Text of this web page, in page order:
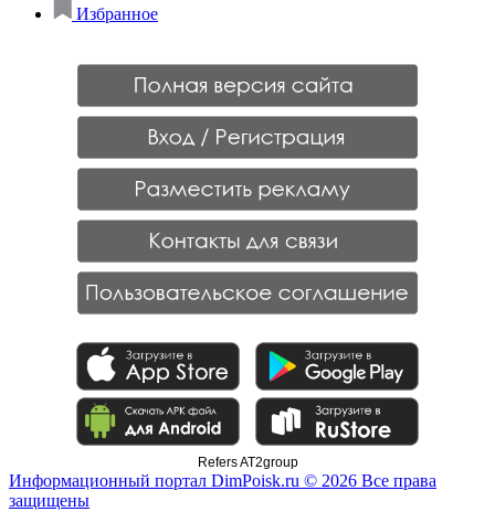
Избранное
Refers AT2group
Информационный портал DimPoisk.ru © 2026 Все права
защищены